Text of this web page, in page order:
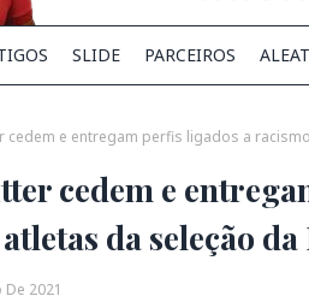
SLIDE PARCEIROS
cedem e entregam perfis ligados a
cedem e
da seleção
De 2021